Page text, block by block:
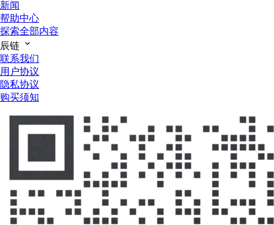
新闻
帮助中心
探索全部内容
辰链
联系我们
用户协议
隐私协议
购买须知